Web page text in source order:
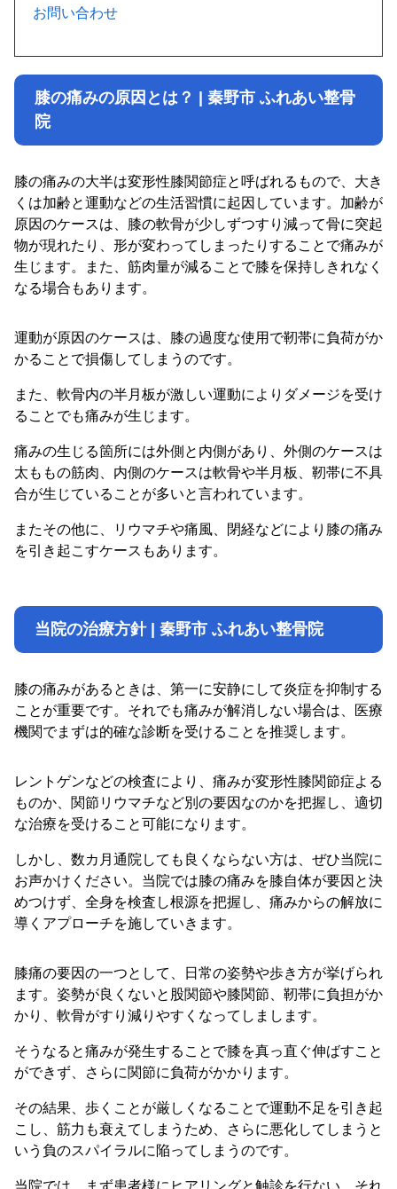
お問い合わせ
膝の痛みの原因とは？ | 秦野市 ふれあい整骨
院
膝の痛みの大半は変形性膝関節症と呼ばれるもので、大き
くは加齢と運動などの生活習慣に起因しています。加齢が
原因のケースは、膝の軟骨が少しずつすり減って骨に突起
物が現れたり、形が変わってしまったりすることで痛みが
生じます。また、筋肉量が減ることで膝を保持しきれなく
なる場合もあります。
運動が原因のケースは、膝の過度な使用で靭帯に負荷がか
かることで損傷してしまうのです。
また、軟骨内の半月板が激しい運動によりダメージを受け
ることでも痛みが生じます。
痛みの生じる箇所には外側と内側があり、外側のケースは
太ももの筋肉、内側のケースは軟骨や半月板、靭帯に不具
合が生じていることが多いと言われています。
またその他に、リウマチや痛風、閉経などにより膝の痛み
を引き起こすケースもあります。
当院の治療方針 | 秦野市 ふれあい整骨院
膝の痛みがあるときは、第一に安静にして炎症を抑制する
ことが重要です。それでも痛みが解消しない場合は、医療
機関でまずは的確な診断を受けることを推奨します。
レントゲンなどの検査により、痛みが変形性膝関節症よる
ものか、関節リウマチなど別の要因なのかを把握し、適切
な治療を受けること可能になります。
しかし、数カ月通院しても良くならない方は、ぜひ当院に
お声かけください。当院では膝の痛みを膝自体が要因と決
めつけず、全身を検査し根源を把握し、痛みからの解放に
導くアプローチを施していきます。
膝痛の要因の一つとして、日常の姿勢や歩き方が挙げられ
ます。姿勢が良くないと股関節や膝関節、靭帯に負担がか
かり、軟骨がすり減りやすくなってしまします。
そうなると痛みが発生することで膝を真っ直ぐ伸ばすこと
ができず、さらに関節に負荷がかかります。
その結果、歩くことが厳しくなることで運動不足を引き起
こし、筋力も衰えてしまうため、さらに悪化してしまうと
いう負のスパイラルに陥ってしまうのです。
当院では、まず患者様にヒアリングと触診を行ない、それ